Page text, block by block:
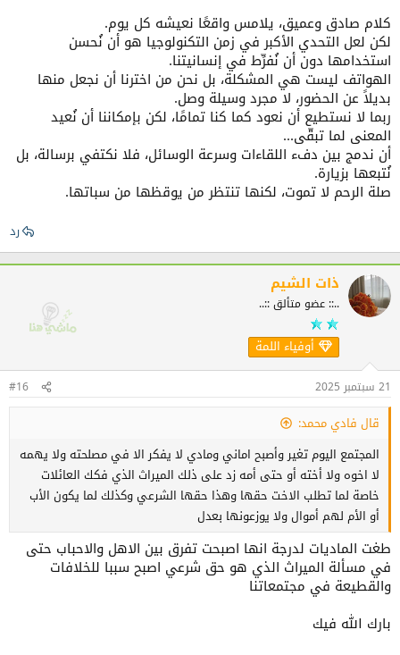
"كيف حالك؟"، ثم يضع الهاتف جانبًا ويواصل حياته وكأن شيئًا لم يكن.
أين دفء المصافحة؟ أين اللقاءات التي كانت تمتد لساعات؟ أين ضحكات
الأطفال في الأروقة، وروائح الأطباق التقليدية التي تُشعل الحنين؟ لقد
تلاشت هذه التفاصيل شيئًا فشيئًا، وحل محلها عالم افتراضي لا روح فيه.
المؤسف أكثر هو أن هناك من لا يصل رحمه حتى عبر هذه الوسائل،
متجاهلاً كل الروابط الإنسانية والشرعية التي تحث على صلة الرحم،
المناسبات الدينية التي كانت في الماضي تجمع العائلات حول مائدة
نحن بحاجة إلى إعادة إحياء المعنى الحقيقي لصلة الرحم، إلى أن نُدرك أن
العائلة ليست مجرد أسماء محفوظة في قائمة الأسماء بهواتفنا، بل هي
دفء يُستشعر، ويد تُمدّ، وقلوب تلتقي قبل الأجساد، لا شيء يُعوِّض
لحظة جلوسك مع والدتك تُقبِّل رأسها، أو ضحكة تتقاسمها مع إخوتك، أو
حضن عمٍّ أو خالةٍ اشتاقوا لرؤيتك.
قد تكون التكنولوجيا وسيلة لمن لديهم بعد المسافة، لكنها لن تكون
يومًا بديلاً عن اللقاء الحقيقي، لنجعل هذا العيد فرصة لاستعادة القرب،
ولنزُر أرحامنا لا لنُجري مكالمة أخرى، بل لنُعيد للحياة نكهتها الإنسانية
المفقودة.
كلام صادق وعميق، يلامس واقعًا نعيشه كل يوم.
لكن لعل التحدي الأكبر في زمن التكنولوجيا هو أن نُحسن
استخدامها دون أن نُفرِّط في إنسانيتنا.
الهواتف ليست هي المشكلة، بل نحن من اخترنا أن نجعل منها
بديلاً عن الحضور، لا مجرد وسيلة وصل.
ربما لا نستطيع أن نعود كما كنا تمامًا، لكن بإمكاننا أن نُعيد
المعنى لما تبقّى...
أن ندمج بين دفء اللقاءات وسرعة الوسائل، فلا نكتفي برسالة، بل
نُتبعها بزيارة.
صلة الرحم لا تموت، لكنها تنتظر من يوقظها من سباتها.
رد
ذات الشيم
..:: عضو متألق ::..
أوفياء اللمة
21 سبتمبر 2025 #16
قال فادي محمد:
المجتمع اليوم تغير وأصبح اماني ومادي لا يفكر الا في مصلحته ولا يهمه
لا اخوه ولا أخته أو حتى أمه زد على ذلك الميراث الذي فكك العائلات
خاصة لما تطلب الاخت حقها وهذا حقها الشرعي وكذلك لما يكون الأب
أو الأم لهم أموال ولا يوزعونها بعدل
طغت الماديات لدرجة انها اصبحت تفرق بين الاهل والاحباب حتى
في مسألة الميراث الذي هو حق شرعي اصبح سببا للخلافات
والقطيعة في مجتمعاتنا
بارك الله فيك